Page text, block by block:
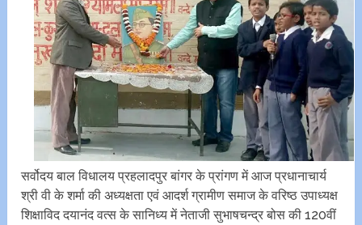
सर्वोदय बाल विधालय प्रहलादपुर बांगर के प्रांगण में आज प्रधानाचार्य
श्री वी के शर्मा की अध्यक्षता एवं आदर्श ग्रामीण समाज के वरिष्ठ उपाध्यक्ष
शिक्षाविद दयानंद वत्स के सानिध्य में नेताजी सुभाषचन्द्र बोस की 120वीं